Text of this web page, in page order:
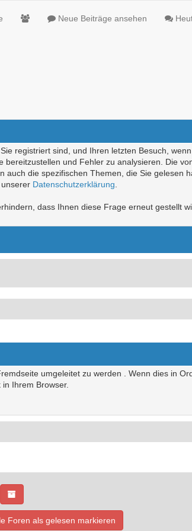
Neue Beiträge ansehen
registriert sind, und Ihren letzten Besuch,
und Fehler zu analysieren. Die
die spezifischen Themen, die Sie
Datenschutzerklärung
dass Ihnen diese Frage erneut gestellt
umgeleitet zu werden . Wenn dies in
Ihrem Browser.
Foren als gelesen markieren